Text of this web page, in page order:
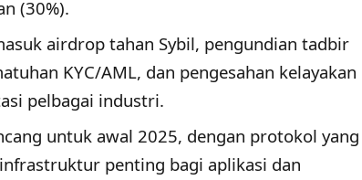
(30%).
airdrop tahan Sybil, pengundian tadbir
KYC/AML, dan pengesahan kelayakan
pelbagai industri.
untuk awal 2025, dengan protokol yang
penting bagi aplikasi dan